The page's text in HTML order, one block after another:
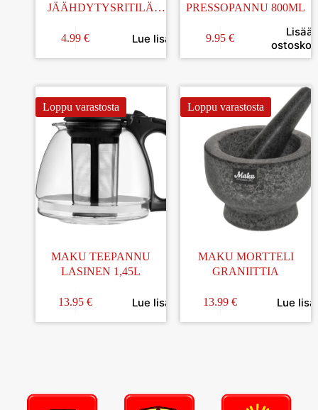
JÄÄHDYTYSRITILÄ
4.99 € Lue lisää
PRESSOPANNU 800ML
9.95 €
Lisää
Loppu varastosta
MAKU TEEPANNU
LASINEN 1,45L
13.95 € Lue lisää
Loppu varastosta
MAKU MORTTELI
GRANIITTIA
13.99 € Lue